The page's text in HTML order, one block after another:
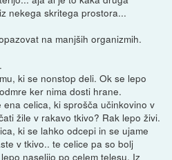
nekega skritega prostora...
na manjših organizmih.
ki se nonstop deli. Ok se lepo
ker nima dosti hrane.
celica, ki sprošča učinkovino v
žile v rakavo tkivo? Rak lepo živi.
ki se lahko odcepi in se ujame
v tkivo.. te celice pa so bolj
naselijo po celem telesu. Iz